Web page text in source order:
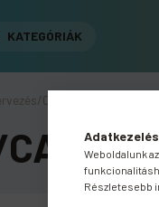
KATEGÓRIÁK
CAD
Weboldalunk
Részletesebb